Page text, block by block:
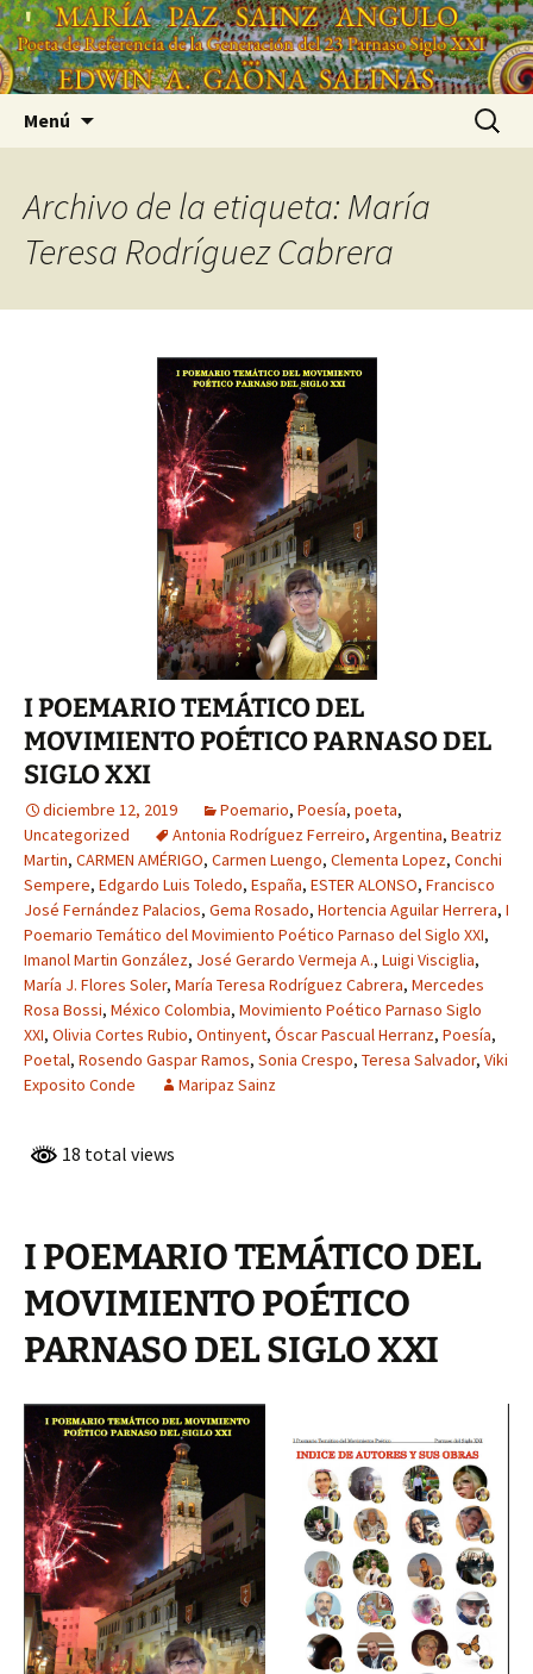
Saltar
al
contenido
'
'
Menú Buscar:
Archivo de la etiqueta: María
Teresa Rodríguez Cabrera
I POEMARIO TEMÁTICO DEL
MOVIMIENTO POÉTICO PARNASO DEL
SIGLO XXI
diciembre 12, 2019 Poemario, Poesía, poeta,
Uncategorized
Antonia Rodríguez Ferreiro, Argentina, Beatriz
Martin, CARMEN AMÉRIGO, Carmen Luengo, Clementa Lopez, Conchi
Sempere, Edgardo Luis Toledo, España, ESTER ALONSO, Francisco
José Fernández Palacios, Gema Rosado, Hortencia Aguilar Herrera, I
Poemario Temático del Movimiento Poético Parnaso del Siglo XXI,
Imanol Martin González‎, José Gerardo Vermeja A., Luigi Visciglia,
María J. Flores Soler, María Teresa Rodríguez Cabrera, Mercedes
Rosa Bossi, México Colombia, Movimiento Poético Parnaso Siglo
XXI, Olivia Cortes Rubio, Ontinyent, Óscar Pascual Herranz, Poesía,
Poetal, Rosendo Gaspar Ramos, Sonia Crespo, Teresa Salvador, Viki
Exposito Conde
Maripaz Sainz
18 total views
I POEMARIO TEMÁTICO DEL
MOVIMIENTO POÉTICO
PARNASO DEL SIGLO XXI